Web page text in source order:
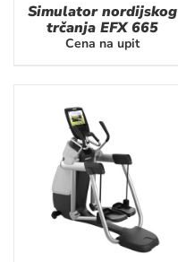
Simulator nordijskog
trčanja EFX 665
Cena na upit